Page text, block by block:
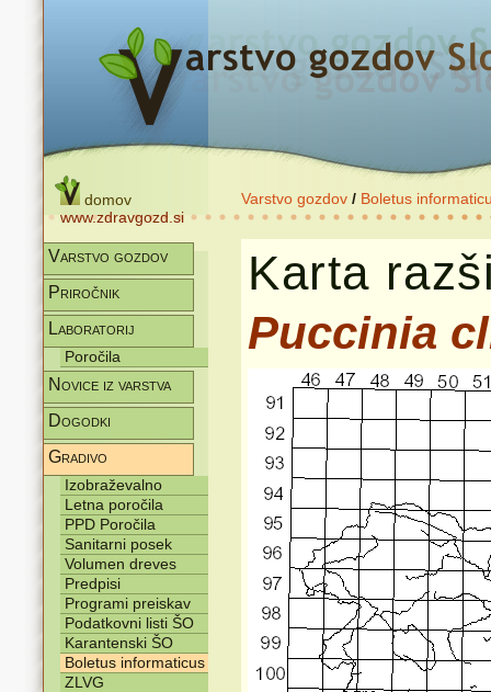
domov
www.zdravgozd.si
Varstvo gozdov / Boletus
Varstvo gozdov
Priročnik
Laboratorij
Poročila
Novice iz varstva
Dogodki
Gradivo
Izobraževalno
Letna poročila
PPD Poročila
Sanitarni posek
Volumen dreves
Predpisi
Programi preiskav
Podatkovni listi ŠO
Karantenski ŠO
Boletus informaticus
ZLVG
Karta
Puccinia